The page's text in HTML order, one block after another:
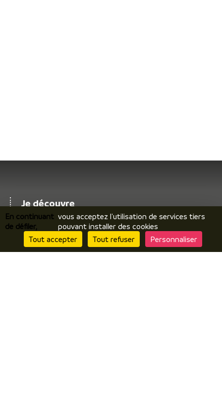
Je découvre
Le territoire
Incontournables / temps forts
Ils vous racontent / expériences
En continuant
de défiler,
vous acceptez l'utilisation de services tiers
pouvant installer des cookies
Tout accepter
Tout refuser Personnaliser